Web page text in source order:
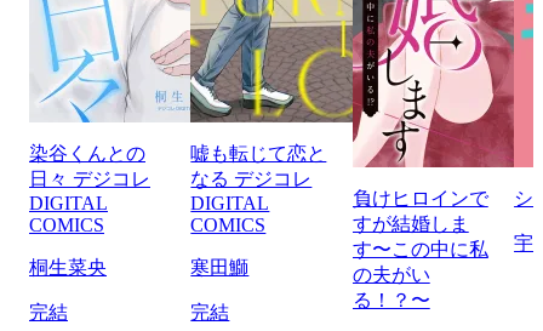
染谷くんとの
日々 デジコレ
DIGITAL
COMICS
桐生菜央
完結
嘘も転じて恋と
なる デジコレ
DIGITAL
COMICS
寒田鰤
完結
負けヒロインで
すが結婚しま
す〜この中に私
の夫がい
る！？〜
シ
宇